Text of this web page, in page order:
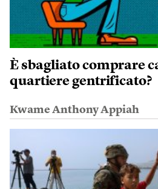
È sbagliato comprare
quartiere gentrificato?
Kwame Anthony Appiah